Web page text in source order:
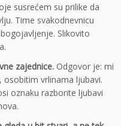
susrećem su prilike da
Time svakodnevnicu
Slikovito
zajednice. Odgovor je: mi
vrlinama ljubavi.
oznaku razborite ljubavi